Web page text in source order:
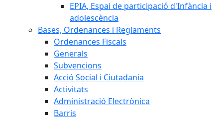
EPIA, Espai de participació d'Infància i
adolescència
Bases, Ordenances i Reglaments
Ordenances Fiscals
Generals
Subvencions
Acció Social i Ciutadania
Activitats
Administració Electrònica
Barris